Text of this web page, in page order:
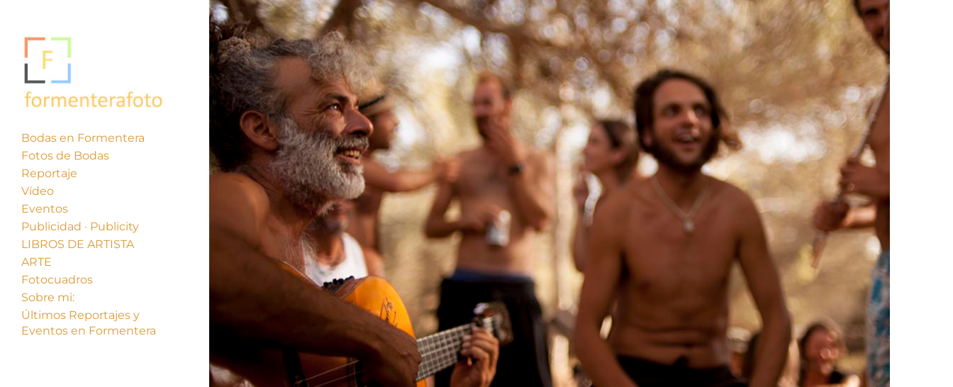
Bodas en Formentera
Fotos de Bodas
Reportaje
Vídeo
Eventos
Publicidad · Publicity
LIBROS DE ARTISTA
ARTE
Fotocuadros
Sobre mi:
Últimos Reportajes y
Eventos en Formentera